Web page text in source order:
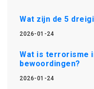
Wat zijn de 5
2026-01-24
Wat is terrorisme
bewoordingen?
2026-01-24